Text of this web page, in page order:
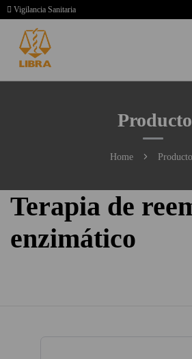
Vigilancia Sanitaria
Home
Terapia de
enzimático